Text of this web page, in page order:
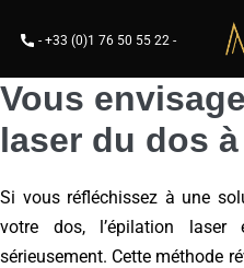
- +33 (0)1 76 50 55 22 -
Vous
laser du dos
Si vous réfléchissez à une
votre dos, l’épilation
sérieusement. Cette méthode